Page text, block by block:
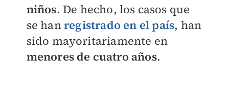
niños. De hecho, los casos que
se hanregistrado en el país, han
sido mayoritariamente en
menores de cuatro años.